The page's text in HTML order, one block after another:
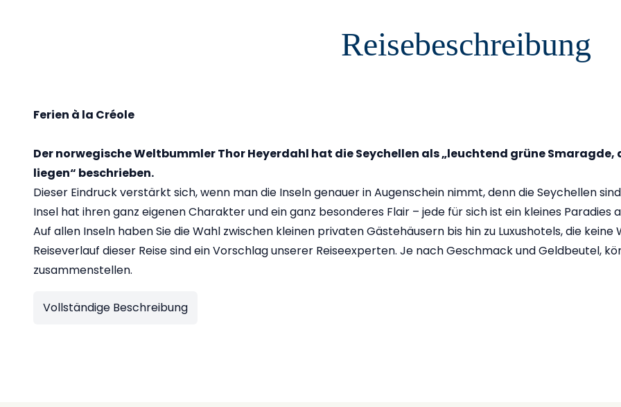
Reisebeschreibung
Ferien à la Créole
Der norwegische Weltbummler Thor Heyerdahl hat die Seychellen als „leuchtend grüne
liegen“ beschrieben.
Dieser Eindruck verstärkt sich, wenn man die Inseln genauer in Augenschein nimmt, denn die Seychellen
Insel hat ihren ganz eigenen Charakter und ein ganz besonderes Flair – jede für sich ist ein kleines Paradies
Auf allen Inseln haben Sie die Wahl zwischen kleinen privaten Gästehäusern bis hin zu Luxushotels, die
Reiseverlauf dieser Reise sind ein Vorschlag unserer Reiseexperten. Je nach Geschmack und Geldbeutel,
zusammenstellen.
Vollständige Beschreibung